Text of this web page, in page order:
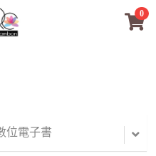
0
位電子書
×
類